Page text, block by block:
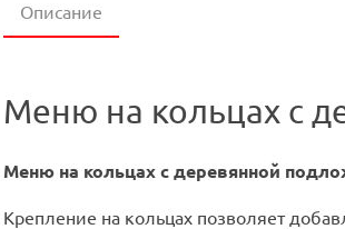
Описание
Меню на кольцах с
Меню на кольцах с деревянной
Крепление на кольцах позволяет